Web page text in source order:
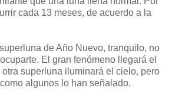
cada 13 meses, de acuerdo a la
de Año Nuevo, tranquilo, no
El gran fenómeno llegará el
superluna iluminará el cielo, pero
algunos lo han señalado.